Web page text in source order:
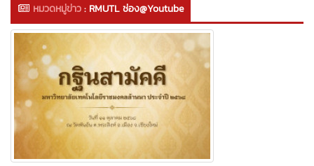
หมวดหมู่ข่าว: RMUTL ช่อง@Youtube